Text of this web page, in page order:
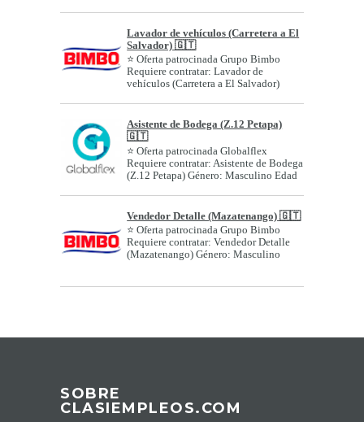
Lavador de vehículos (Carretera a El
Salvador) 🇬🇹
⭐ Oferta patrocinada Grupo Bimbo
Requiere contratar: Lavador de
vehículos (Carretera a El Salvador)
Asistente de Bodega (Z.12 Petapa)
🇬🇹
⭐ Oferta patrocinada Globalflex
Requiere contratar: Asistente de Bodega
(Z.12 Petapa) Género: Masculino Edad
Vendedor Detalle (Mazatenango) 🇬🇹
⭐ Oferta patrocinada Grupo Bimbo
Requiere contratar: Vendedor Detalle
(Mazatenango) Género: Masculino
SOBRE
CLASIEMPLEOS.COM